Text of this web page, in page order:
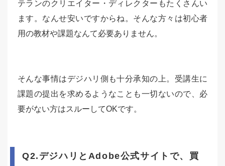
テランのクリエイター・ディレクターもたくさんい
ます。なんせ安いですからね。そんな方々は初心者
用の教材や課題なんて必要ありません。
そんな事情はデジハリ側も十分承知の上。受講生に
課題の提出を求めるようなことも一切ないので、必
要がない方はスルーしてOKです。
Q2.デジハリとAdobe公式サイトで、買